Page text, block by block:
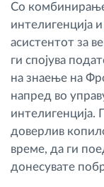
Со
интелигенција и
асистентот за
ги спојува
на знаење на
напред во
интелигенција.
доверлив
време, да ги
донесувате